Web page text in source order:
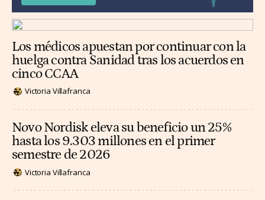
Los médicos apuestan por continuar con la
huelga contra Sanidad tras los acuerdos en
cinco CCAA
Victoria Villafranca
Novo Nordisk eleva su beneficio un 25%
hasta los 9.303 millones en el primer
semestre de 2026
Victoria Villafranca